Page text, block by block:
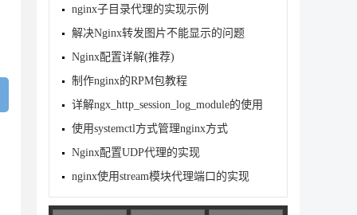
nginx子目录代理的实现示例
解决Nginx转发图片不能显示的问题
Nginx配置详解(推荐)
制作nginx的RPM包教程
详解ngx_http_session_log_module的使用
使用systemctl方式管理nginx方式
Nginx配置UDP代理的实现
nginx使用stream模块代理端口的实现